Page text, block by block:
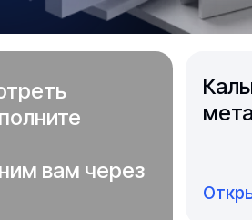
вам через